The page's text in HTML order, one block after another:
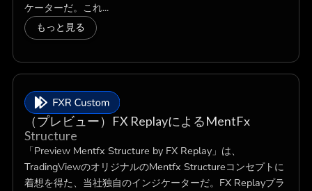
ケーターだ。これ...
もっと見る
（プレビュー）FX ReplayによるMentFx
Structure
「Preview Mentfx Structure by FX Replay」は、
TradingViewのオリジナルのMentfx Structureコンセプトに
着想を得た、当社独自のインジケーターだ。FX Replayプラ